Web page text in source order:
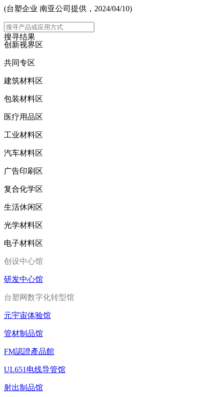
(台塑企业 南亚公司提供，2024/04/10)
搜寻结果
主选单
创新视界区
共同专区
建筑材料区
包装材料区
医疗用品区
工业材料区
汽车材料区
广告印刷区
复合化学区
生活休闲区
光学材料区
电子材料区
创设中心馆
研发中心馆
台塑网数字化转型馆
元宇宙体验馆
管材制品馆
FM認證產品館
UL651电线导管馆
射出制品馆